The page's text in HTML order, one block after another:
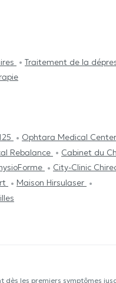
Traitement de la
Ophtara Medical Center
Rebalance
Cabinet du
City-Clinic
Maison Hirsulaser
les premiers symptômes